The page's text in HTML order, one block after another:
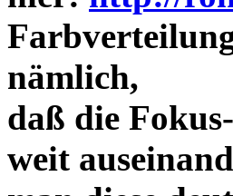
nämlich,
daß die
weit